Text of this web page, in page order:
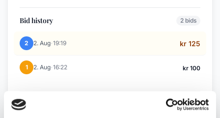
Bid history 2 bids
2 2. Aug·19:19 kr 125
1 2. Aug·16:22 kr 100